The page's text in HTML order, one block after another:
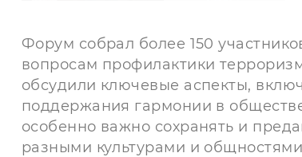
Форум собрал более 150
вопросам профилактики
обсудили ключевые аспекты,
поддержания гармонии в
особенно важно сохранять и
разными культурами и